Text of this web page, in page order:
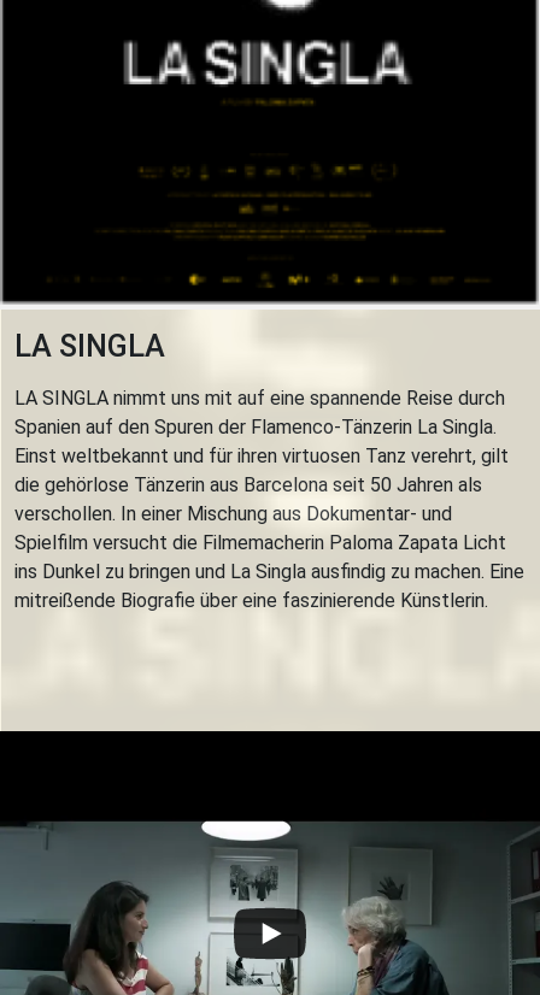
LA SINGLA
LA SINGLA nimmt uns mit auf eine spannende Reise durch
Spanien auf den Spuren der Flamenco-Tänzerin La Singla.
Einst weltbekannt und für ihren virtuosen Tanz verehrt, gilt
die gehörlose Tänzerin aus Barcelona seit 50 Jahren als
verschollen. In einer Mischung aus Dokumentar- und
Spielfilm versucht die Filmemacherin Paloma Zapata Licht
ins Dunkel zu bringen und La Singla ausfindig zu machen. Eine
mitreißende Biografie über eine faszinierende Künstlerin.